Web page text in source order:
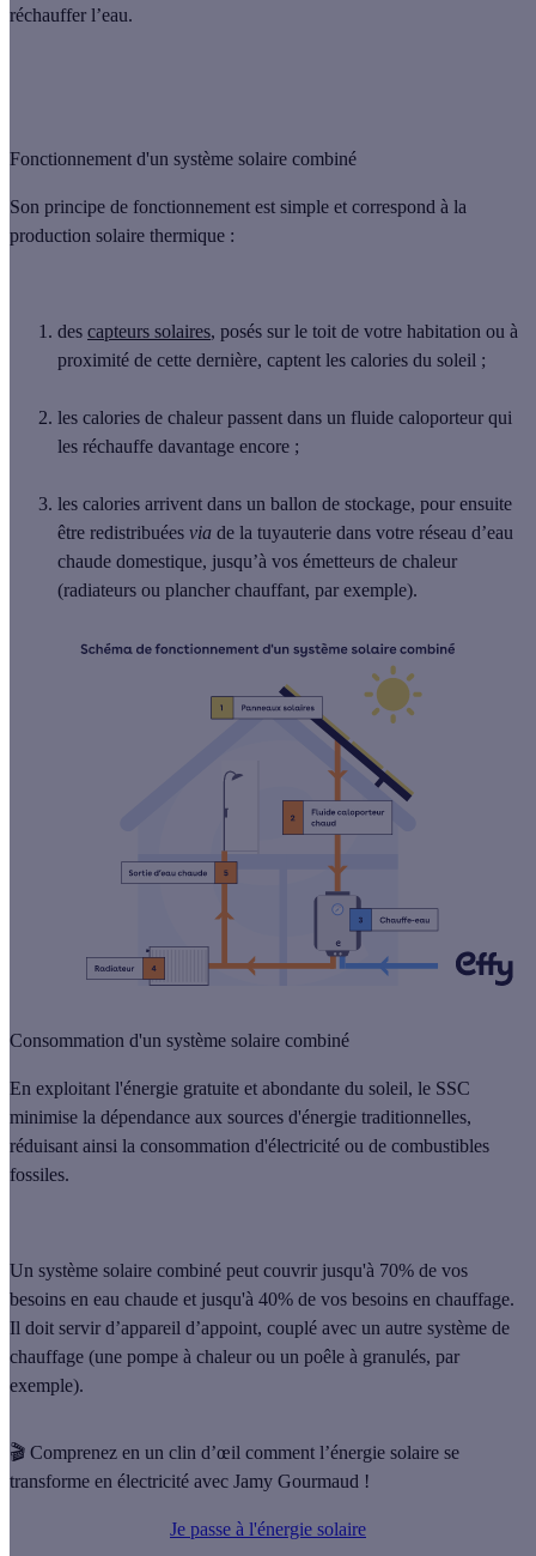
réchauffer l’eau.
Fonctionnement d'un système solaire combiné
Son principe de fonctionnement est simple et correspond à la
production solaire thermique :
des capteurs solaires, posés sur le toit de votre habitation ou à
proximité de cette dernière, captent les calories du soleil ;
les calories de chaleur passent dans un fluide caloporteur qui
les réchauffe davantage encore ;
les calories arrivent dans un ballon de stockage, pour ensuite
être redistribuées via de la tuyauterie dans votre réseau d’eau
chaude domestique, jusqu’à vos émetteurs de chaleur
(radiateurs ou plancher chauffant, par exemple).
Consommation d'un système solaire combiné
En exploitant l'énergie gratuite et abondante du soleil, le SSC
minimise la dépendance aux sources d'énergie traditionnelles,
réduisant ainsi la consommation d'électricité ou de combustibles
fossiles.
Un système solaire combiné peut couvrir jusqu'à 70% de vos
besoins en eau chaude et jusqu'à 40% de vos besoins en chauffage.
Il doit servir d’appareil d’appoint, couplé avec un autre système de
chauffage (une pompe à chaleur ou un poêle à granulés, par
exemple).
🎬 Comprenez en un clin d’œil comment l’énergie solaire se
transforme en électricité avec Jamy Gourmaud !
Je passe à l'énergie solaire